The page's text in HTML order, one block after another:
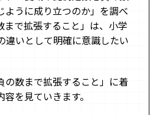
ように成り立つのか」を調べ
まで拡張すること」は、小学
違いとして明確に意識したい
の数まで拡張すること」に着
を見ていきます。